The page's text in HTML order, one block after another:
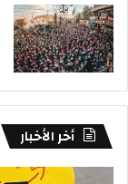
أخر الأخبار